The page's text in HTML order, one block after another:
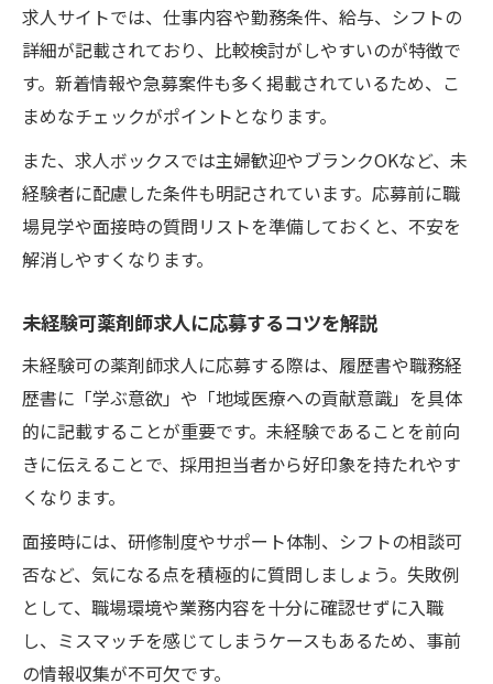
求人サイトでは、仕事内容や勤務条件、給与、シフトの
詳細が記載されており、比較検討がしやすいのが特徴で
す。新着情報や急募案件も多く掲載されているため、こ
まめなチェックがポイントとなります。
また、求人ボックスでは主婦歓迎やブランクOKなど、未
経験者に配慮した条件も明記されています。応募前に職
場見学や面接時の質問リストを準備しておくと、不安を
解消しやすくなります。
未経験可薬剤師求人に応募するコツを解説
未経験可の薬剤師求人に応募する際は、履歴書や職務経
歴書に「学ぶ意欲」や「地域医療への貢献意識」を具体
的に記載することが重要です。未経験であることを前向
きに伝えることで、採用担当者から好印象を持たれやす
くなります。
面接時には、研修制度やサポート体制、シフトの相談可
否など、気になる点を積極的に質問しましょう。失敗例
として、職場環境や業務内容を十分に確認せずに入職
し、ミスマッチを感じてしまうケースもあるため、事前
の情報収集が不可欠です。